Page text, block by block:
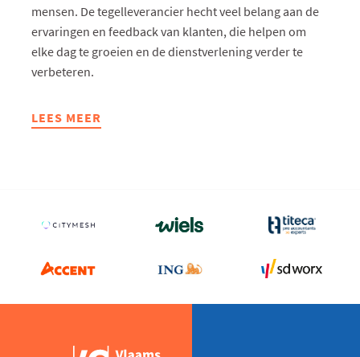
mensen. De tegelleverancier hecht veel belang aan de
ervaringen en feedback van klanten, die helpen om
elke dag te groeien en de dienstverlening verder te
verbeteren.
LEES MEER
ABOUT